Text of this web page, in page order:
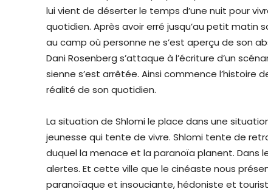
lui vient de déserter le temps d’une nuit pour
quotidien. Après avoir erré jusqu’au petit matin
au camp où personne ne s’est aperçu de son
Dani Rosenberg s’attaque à l’écriture d’un
sienne s’est arrêtée. Ainsi commence
réalité de son quotidien.
La situation de Shlomi le place dans une
jeunesse qui tente de vivre. Shlomi tente de
duquel la menace et la paranoïa planent. Dans
alertes. Et cette ville que le cinéaste nous
paranoïaque et insouciante, hédoniste et